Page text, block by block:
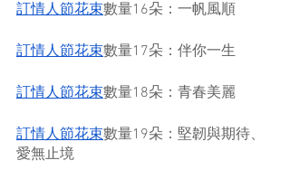
訂情人節花束數量16朵：一帆風順
訂情人節花束數量17朵：伴你一生
訂情人節花束數量18朵：青春美麗
訂情人節花束數量19朵：堅韌與期待、
愛無止境